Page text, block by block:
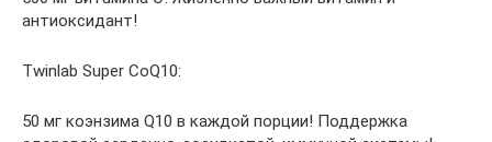
антиоксидант!
Twinlab Super CoQ10:
50 мг коэнзима Q10 в каждой порции! Поддержка